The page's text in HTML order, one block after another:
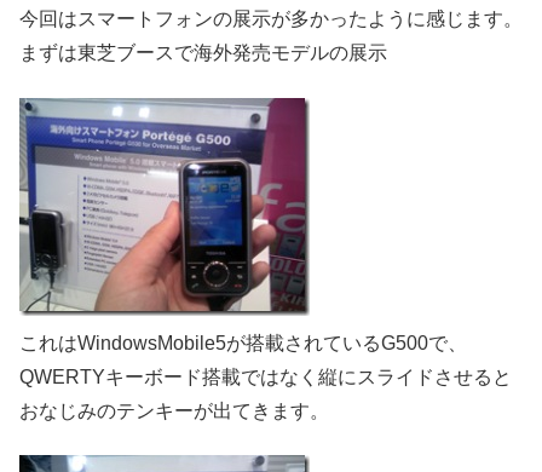
今回はスマートフォンの展示が多かったように感じます。
まずは東芝ブースで海外発売モデルの展示
これはWindowsMobile5が搭載されているG500で、
QWERTYキーボード搭載ではなく縦にスライドさせると
おなじみのテンキーが出てきます。